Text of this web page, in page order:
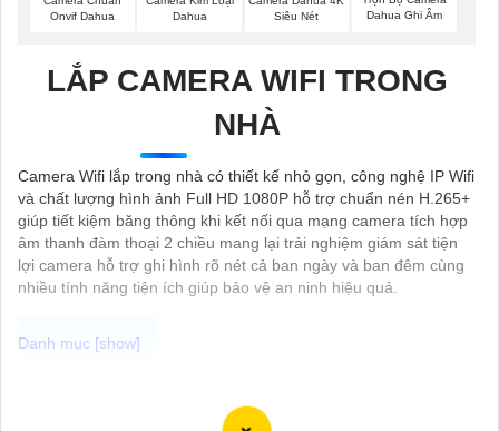
Onvif Dahua
Dahua
Siêu Nét
Dahua Ghi Âm
LẮP CAMERA WIFI TRONG
NHÀ
Camera Wifi lắp trong nhà có thiết kế nhỏ gọn, công nghệ IP Wifi
và chất lượng hình ảnh Full HD 1080P hỗ trợ chuẩn nén H.265+
giúp tiết kiệm băng thông khi kết nối qua mạng camera tích hợp
âm thanh đàm thoại 2 chiều mang lại trải nghiệm giám sát tiện
lợi camera hỗ trợ ghi hình rõ nét cả ban ngày và ban đêm cùng
nhiều tính năng tiện ích giúp bảo vệ an ninh hiệu quả.
lợi và hiệu quả cho gia đình và văn phòng cửa hàng, với thiết kế